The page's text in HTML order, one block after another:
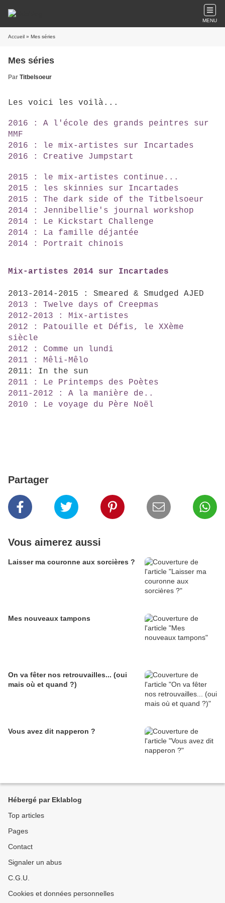
MENU
Accueil » Mes séries
Mes séries
Par Titbelsoeur
Les voici les voilà...
2016 : A l'école des grands peintres sur
MMF
2016 : le mix-artistes sur Incartades
2016 : Creative Jumpstart
2015 : le mix-artistes continue...
2015 : les skinnies sur Incartades
2015 : The dark side of the Titbelsoeur
2014 : Jennibellie's journal workshop
2014 : Le Kickstart Challenge
2014 : La famille déjantée
2014 : Portrait chinois
Mix-artistes 2014 sur Incartades
2013-2014-2015 : Smeared & Smudged AJED
2013 : Twelve days of Creepmas
2012-2013 : Mix-artistes
2012 : Patouille et Défis, le XXème
siècle
2012 : Comme un lundi
2011 : Mêli-Mêlo
2011: In the sun
2011 : Le Printemps des Poètes
2011-2012 : A la manière de..
2010 : Le voyage du Père Noël
Partager
Vous aimerez aussi
Laisser ma couronne aux sorcières ?
Mes nouveaux tampons
On va fêter nos retrouvailles... (oui
mais où et quand ?)
Vous avez dit napperon ?
Hébergé par Eklablog
Top articles
Pages
Contact
Signaler un abus
C.G.U.
Cookies et données personnelles